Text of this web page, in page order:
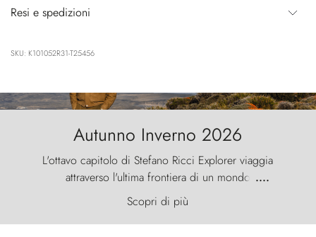
Resi e spedizioni
SKU: K101052R31-T25456
Autunno Inverno 2026
L'ottavo capitolo di Stefano Ricci Explorer viaggia
attraverso l'ultima frontiera di un mondo
primordiale, dove il vento scolpisce la natura con
furia ancestrale e le Torres del Paine sfidano il
cielo come sentinelle di pietra.
....
Scopri di più